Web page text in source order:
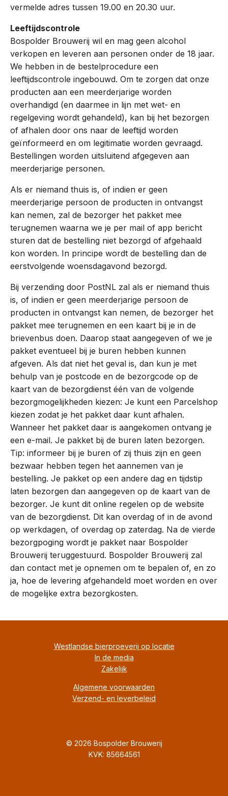
vermelde adres tussen 19.00 en 20.30 uur.
Leeftijdscontrole
Bospolder Brouwerij wil en mag geen alcohol
verkopen en leveren aan personen onder de 18 jaar.
We hebben in de bestelprocedure een
leeftijdscontrole ingebouwd. Om te zorgen dat onze
producten aan een meerderjarige worden
overhandigd (en daarmee in lijn met wet- en
regelgeving wordt gehandeld), kan bij het bezorgen
of afhalen door ons naar de leeftijd worden
geïnformeerd en om legitimatie worden gevraagd.
Bestellingen worden uitsluitend afgegeven aan
meerderjarige personen.
Als er niemand thuis is, of indien er geen
meerderjarige persoon de producten in ontvangst
kan nemen, zal de bezorger het pakket mee
terugnemen waarna we je per mail of app bericht
sturen dat de bestelling niet bezorgd of afgehaald
kon worden. In principe wordt de bestelling dan de
eerstvolgende woensdagavond bezorgd.
Bij verzending door PostNL zal als er niemand thuis
is, of indien er geen meerderjarige persoon de
producten in ontvangst kan nemen, de bezorger het
pakket mee terugnemen en een kaart bij je in de
brievenbus doen. Daarop staat aangegeven of we je
pakket eventueel bij je buren hebben kunnen
afgeven. Als dat niet het geval is, dan kun je met
behulp van je postcode en de bezorgcode op de
kaart van de bezorgdienst één van de volgende
bezorgmogelijkheden kiezen: Je kunt een Parcelshop
kiezen zodat je het pakket daar kunt afhalen.
Wanneer het pakket daar is aangekomen ontvang je
een e-mail. Je pakket bij de buren laten bezorgen.
Tip: informeer bij je buren of zij thuis zijn en geen
bezwaar hebben tegen het aannemen van je
bestelling. Je pakket op een andere dag en tijdstip
laten bezorgen dan aangegeven op de kaart van de
bezorger. Je kunt dit online regelen op de website
van de bezorgdienst. Dit kan overdag of in de avond
op werkdagen, of overdag op zaterdag. Na de vierde
bezorgpoging wordt je pakket naar Bospolder
Brouwerij teruggestuurd. Bospolder Brouwerij zal
dan contact met je opnemen om te bepalen of, en zo
ja, hoe de levering afgehandeld moet worden en over
de mogelijke extra bezorgkosten.
Westlandse bierproeverij op locatie
In de media
Zakelijk
Algemene voorwaarden
Verzend- en leverbeleid
© 2026 Bospolder Brouwerij
KVK: 85664561